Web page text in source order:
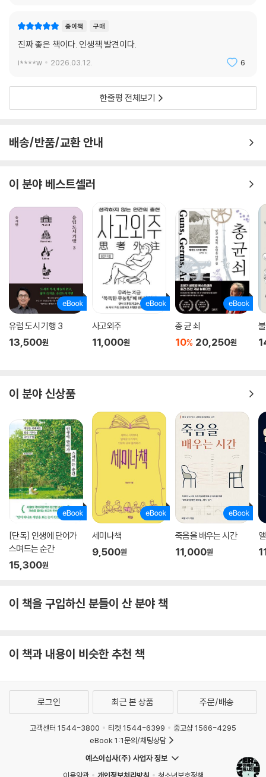
종이책 구매
진짜 좋은 책이다. 인생책 발견이다.
i****w 2026.03.12. 6
한줄평 전체보기
배송/반품/교환 안내
이 분야 베스트셀러
유럽 도시 기행 3
13,500원
사고외주
11,000원
총 균 쇠
10% 20,250원
이 분야 신상품
[단독] 인생에 단어가
스며드는 순간
15,300원
세미나책
9,500원
죽음을 배우는 시간
11,000원
이 책을 구입하신 분들이 산 분야 책
이 책과 내용이 비슷한 추천 책
로그인 최근 본 상품 주문/배송
고객센터 1544-3800 티켓 1544-6399
중고샵 1566-4295
eBook 1:1문의/채팅상담
예스이십사(주) 사업자 정보